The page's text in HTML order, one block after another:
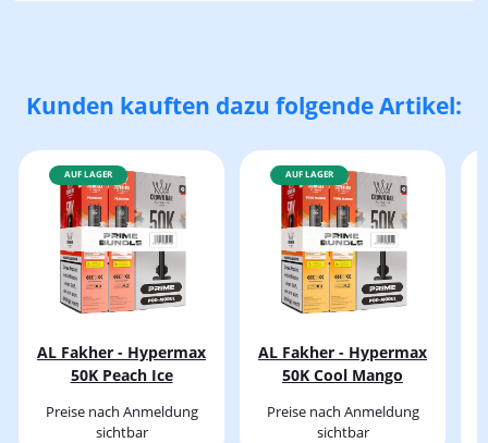
Kunden kauften dazu folgende Artikel:
AUF LAGER
AL Fakher - Hypermax
50K Peach Ice
Preise nach Anmeldung
sichtbar
AUF LAGER
AL Fakher - Hypermax
50K Cool Mango
Preise nach Anmeldung
sichtbar